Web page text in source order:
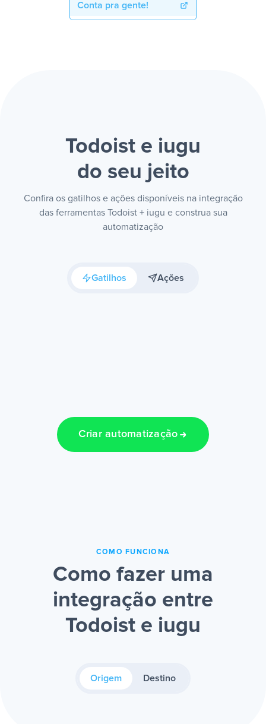
Conta pra gente!
Todoist e iugu
do seu jeito
Confira os gatilhos e ações disponíveis na integração
das ferramentas Todoist + iugu e construa sua
automatização
Gatilhos Ações
Criar automatização
COMO FUNCIONA
Como fazer uma
integração entre
Todoist e iugu
Origem Destino